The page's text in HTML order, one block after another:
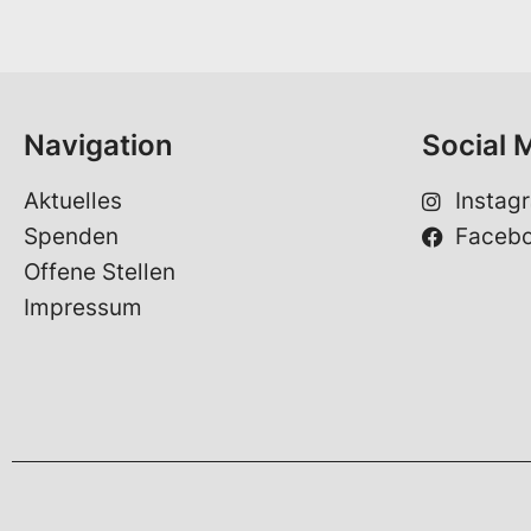
Navigation
Aktuelles
Spenden
Offene Stellen
Impressum
Social